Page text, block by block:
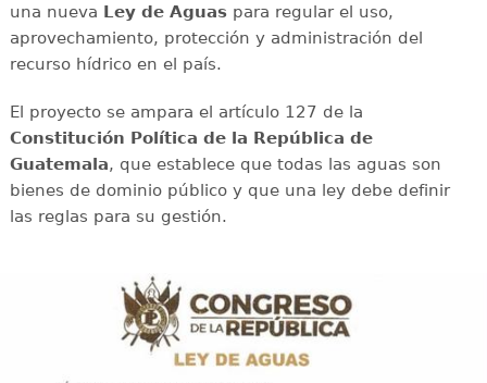
una nueva Ley de Aguaspara regular el uso,
aprovechamiento, protección y administración del
recurso hídrico en el país.
El proyecto se ampara el artículo 127 de la
Constitución Política de la República de
Guatemala, que establece que todas las aguas son
bienes de dominio público y que una ley debe definir
las reglas para su gestión.